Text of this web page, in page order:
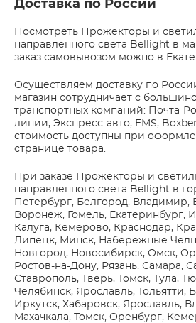
Доставка по России
Посмотреть Прожекторы и
направленного света Bellight в
заказ самовывозом можно в
Осуществляем доставку по
магазин сотрудничает с
транспортных компаний: Почта-
линии, Экспресс-авто, EMS,
стоимость доступны при
странице товара.
При заказе Прожекторы и
направленного света Bellight в
Петербург, Белгород, Владимир,
Воронеж, Гомель, Екатеринбург,
Калуга, Кемерово, Краснодар,
Липецк, Минск, Набережные
Новгород, Новосибирск, Омск,
Ростов-на-Дону, Рязань, Самара,
Ставрополь, Тверь, Томск, Тула,
Челябинск, Ярославль, Тольятти,
Иркутск, Хабаровск, Ярославль,
Махачкала, Томск, Оренбург,